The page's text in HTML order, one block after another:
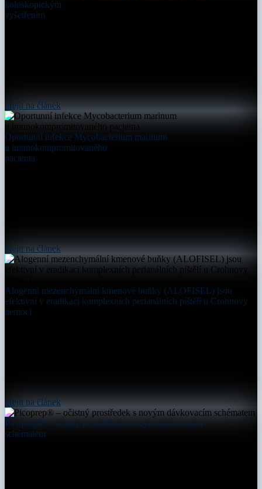
koloskopickým
vyšetřením
přejít na článek
Oportunní infekce Mycobacterium marinum
u imunokompromitovaného
pacienta
přejít na článek
Alogenní mezenchymální kmenové buňky (ALOFISEL) jsou
efektivní v eradikaci komplexních perianálních píštělí u Crohnovy
nemoci
přejít na článek
Picoprep® – očistný prostředek s novým dávkovacím
schématem